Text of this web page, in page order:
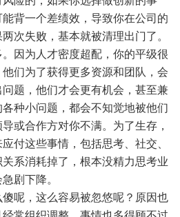
背一个差绩效，导致你在公司的
次失败，基本就被清理出门了。
因为人才密度超配，你的平级很
们为了获得更多资源和团队，会
题，他们才会更有机会，甚至兼
种小问题，都会不知觉地被他们
或合作方对你不满。为了生存，
付这些事情，包括思考、社交、
系消耗掉了，根本没精力思考业
剧下降。
呢，这么容易被忽悠呢？原因也